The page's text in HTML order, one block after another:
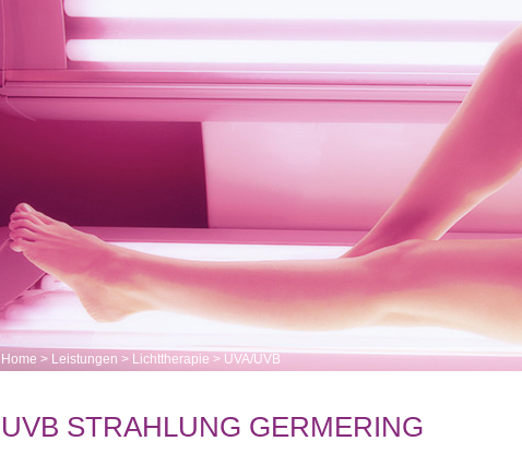
Home > Leistungen > Lichttherapie > UVA/UVB
UVB STRAHLUNG GERMERING